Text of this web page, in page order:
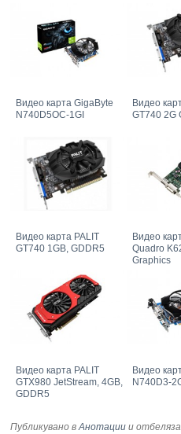
Видео карта GigaByte
N740D5OC-1GI
Видео
GT740 2G
Видео карта PALIT
GT740 1GB, GDDR5
Видео
Quadro
Graphics
Видео карта PALIT
GTX980 JetStream, 4GB,
GDDR5
Видео
N740D3-
Публикувано вАнотации и